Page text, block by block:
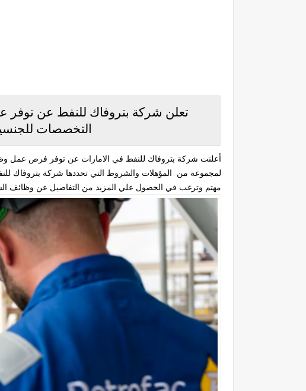
تعلن شركة بتروفاك للنفط عن
التخصصات
أعلنت شركة بتروفاك للنفط في الامارات عن توفر فرص عمل
لمجموعة من المؤهلات والشروط التي تحددها شركة بتروفاك
مهتم وترغب في الحصول علي المزيد من التفاصيل عن وظائف